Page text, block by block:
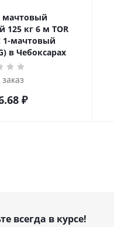
м TOR
1-мачтовый
в Чебоксарах
₽
всегда в курсе!